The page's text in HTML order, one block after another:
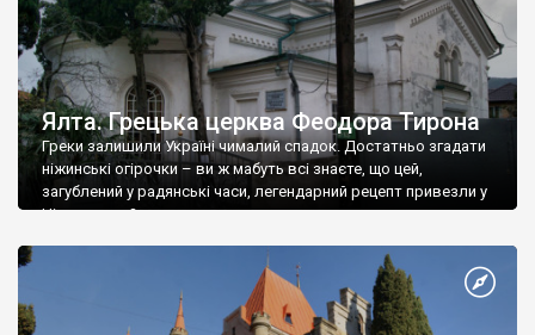
Ялта. Грецька церква Феодора Тирона
Греки залишили Україні чималий спадок. Достатньо згадати
ніжинські огірочки – ви ж мабуть всі знаєте, що цей,
загублений у радянські часи, легендарний рецепт привезли у
Ніжин греки?